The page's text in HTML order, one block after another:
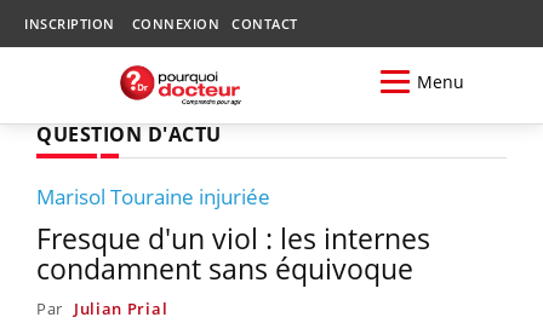
INSCRIPTION CONNEXION CONTACT
Menu
QUESTION D'ACTU
Marisol Touraine injuriée
Fresque d'un viol : les internes
condamnent sans équivoque
Par Julian Prial